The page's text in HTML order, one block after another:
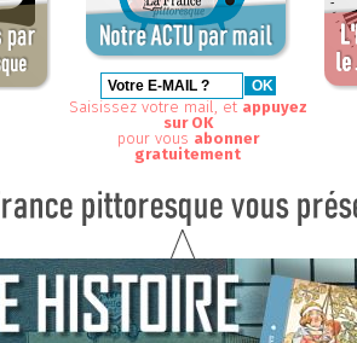
Saisissez votre mail, et appuyez
sur OK
pour vous abonner
gratuitement